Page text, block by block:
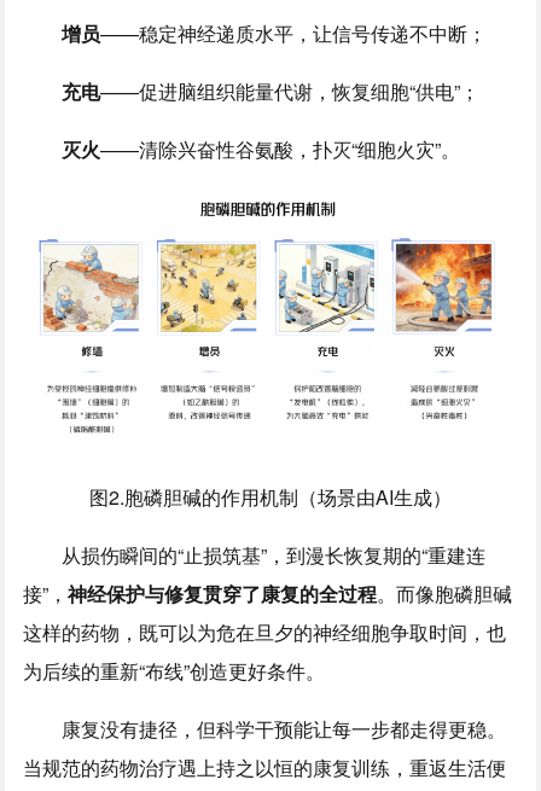
增员——稳定神经递质水平，让信号传递不中断；
充电——促进脑组织能量代谢，恢复细胞“供电”；
灭火——清除兴奋性谷氨酸，扑灭“细胞火灾”。
图2.胞磷胆碱的作用机制（场景由AI生成）
从损伤瞬间的“止损筑基”，到漫长恢复期的“重建连
接”，神经保护与修复贯穿了康复的全过程。而像胞磷胆碱
这样的药物，既可以为危在旦夕的神经细胞争取时间，也
为后续的重新“布线”创造更好条件。
康复没有捷径，但科学干预能让每一步都走得更稳。
当规范的药物治疗遇上持之以恒的康复训练，重返生活便